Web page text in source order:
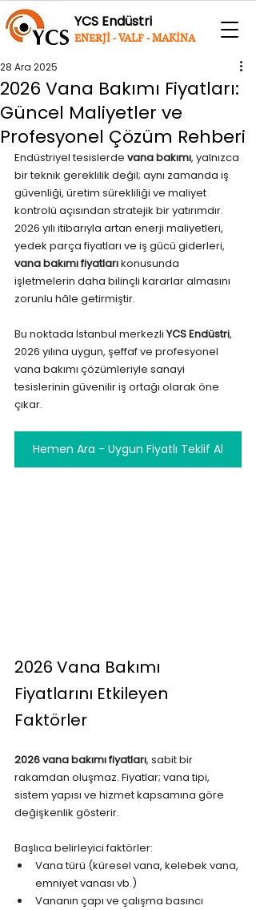
YCS Endüstri
ENERJİ - VALF - MAKİNA
2026 Vana Bakımı Fiyatları:
Güncel Maliyetler ve
Profesyonel Çözüm Rehberi
28 Ara 2025
Endüstriyel tesislerde vana bakımı, yalnızca
bir teknik gereklilik değil; aynı zamanda iş
güvenliği, üretim sürekliliği ve maliyet
kontrolü açısından stratejik bir yatırımdır.
2026 yılı itibarıyla artan enerji maliyetleri,
yedek parça fiyatları ve iş gücü giderleri,
vana bakımı fiyatları konusunda
işletmelerin daha bilinçli kararlar almasını
zorunlu hâle getirmiştir.
Bu noktada İstanbul merkezli YCS Endüstri,
2026 yılına uygun, şeffaf ve profesyonel
vana bakımı çözümleriyle sanayi
tesislerinin güvenilir iş ortağı olarak öne
çıkar.
Hemen Ara - Uygun Fiyatlı Teklif Al
2026 Vana Bakımı
Fiyatlarını Etkileyen
Faktörler
2026 vana bakımı fiyatları, sabit bir
rakamdan oluşmaz. Fiyatlar; vana tipi,
sistem yapısı ve hizmet kapsamına göre
değişkenlik gösterir.
Başlıca belirleyici faktörler:
Vana türü (küresel vana, kelebek vana,
emniyet vanası vb.)
Vananın çapı ve çalışma basıncı